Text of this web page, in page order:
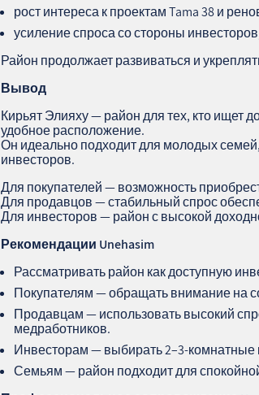
рост интереса к проектам Tama 38 и
усиление спроса со стороны
Район продолжает развиваться и
Вывод
Кирьят Элияху — район для тех, кто ищет
удобное расположение.
Он идеально подходит для молодых
инвесторов.
Для покупателей — возможность
Для продавцов — стабильный спрос
Для инвесторов — район с высокой
Рекомендации Unehasim
Рассматривать район как доступную
Покупателям — обращать внимание на
Продавцам — использовать высокий
медработников.
Инвесторам — выбирать 2–3‑комнатные
Семьям — район подходит для